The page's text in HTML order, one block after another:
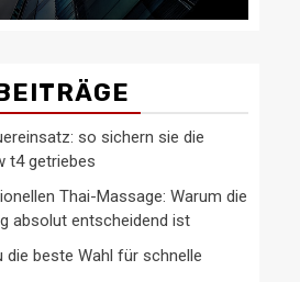
so sichern sie die
t4 getriebes
Thai-Massage: Warum die
absolut entscheidend ist
die beste Wahl für schnelle